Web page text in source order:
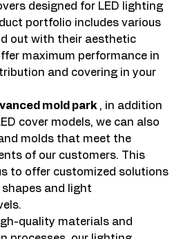
designed for LED lighting
portfolio includes various
out with their aesthetic
maximum performance in
and covering in your
mold park, in addition
cover models, we can also
molds that meet the
of our customers. This
to offer customized solutions
and light
quality materials and